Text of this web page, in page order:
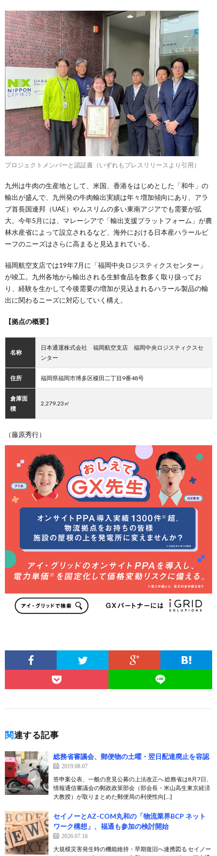
プロジェクトメンバーと認証書（いずれもプレスリリースより引用）
九州は牛肉の生産地として、米国、香港をはじめとした「和牛」の
輸出が盛んで、九州発の牛肉輸出実績は年々増加傾向にあり、アラ
ブ首長国連邦（UAE）やムスリムの多い東南アジアでも需要が拡
大。今年5月には、マレーシアで「輸出支援プラットフォーム」が農
林水産省によって設立されるなど、海外における日本産ハラールビ
ーフのニーズはさらに高まると見込まれている。
福岡航空支店では19年7月に「福岡中央ロジスティクスセンター」
が竣工。九州各地から輸出される生鮮食品を数多く取り扱ってお
り、経験を生かして今後需要の増加が見込まれるハラール製品の輸
出に関わるニーズに対応していく構え。
【拠点の概要】
名称
日本通運株式会社 福岡航空支店 福岡中央ロジスティクスセ
ンター
住所 福岡県福岡市博多区榎田二丁目9番48号
倉庫面
積
2,279.23㎡
（藤原秀行）
関連する記事
総務省審議会、郵便物の土曜・翌日配達廃止を容認
2019.08.07
答申案公表、一般の意見公募の上法改正へ 総務省は8月7日、
情報通信審議会の郵政政策部会（部会長・米山高生東京経済
大教授）が取りまとめた郵便局の利便性向[…]
セイノーとAZ-COM丸和の「物流業界BCP ネット
ワーク構想」、福通も参加の検討開始
2026.07.16
大規模災害発生時の機能維持・早期復旧へ連携図る セイノー